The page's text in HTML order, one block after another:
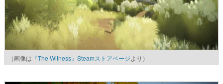
（画像は 『The Witness』Steamストアページより）